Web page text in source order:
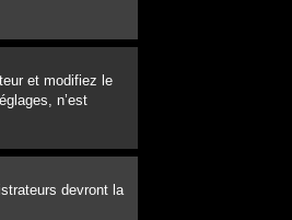
et modifiez le
n’est
devront la